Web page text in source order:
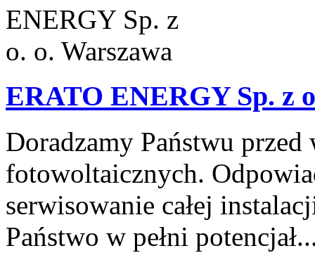
ERATO ENERGY Sp. z
Doradzamy Państwu
fotowoltaicznych.
serwisowanie całej
Państwo w pełni